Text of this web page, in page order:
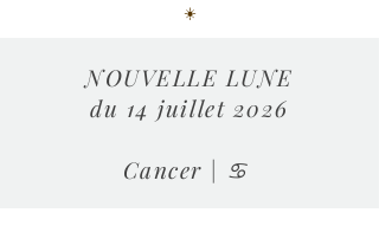
☀️
NOUVELLE LUNE
du 14 juillet 2026
Cancer | ♋